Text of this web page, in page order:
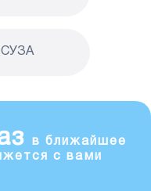
CУЗА
в ближайшее
с вами